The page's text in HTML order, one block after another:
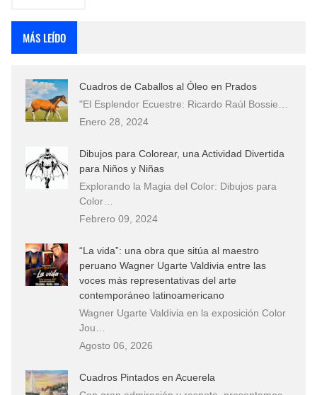
MÁS LEÍDO
Cuadros de Caballos al Óleo en Prados
"El Esplendor Ecuestre: Ricardo Raúl Bossie…
Enero 28, 2024
Dibujos para Colorear, una Actividad Divertida
para Niños y Niñas
Explorando la Magia del Color: Dibujos para
Color…
Febrero 09, 2024
“La vida”: una obra que sitúa al maestro
peruano Wagner Ugarte Valdivia entre las
voces más representativas del arte
contemporáneo latinoamericano
Wagner Ugarte Valdivia en la exposición Color
Jou…
Agosto 06, 2026
Cuadros Pintados en Acuerela